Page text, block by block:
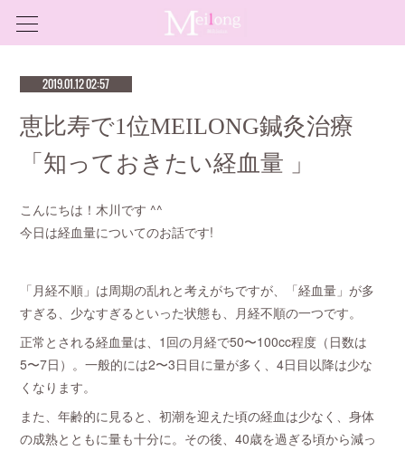
2019.01.12 02:57
恵比寿で1位MEILONG鍼灸治療
「知っておきたい経血量 」
こんにちは！木川です ^^
今日は経血量についてのお話です!
「月経不順」は周期の乱れと考えがちですが、「経血量」が多
すぎる、少なすぎるといった状態も、月経不順の一つです。
正常とされる経血量は、1回の月経で50〜100cc程度（日数は
5〜7日）。一般的には2〜3日目に量が多く、4日目以降は少な
くなります。
また、年齢的に見ると、初潮を迎えた頃の経血は少なく、身体
の成熟とともに量も十分に。その後、40歳を過ぎる頃から減っ